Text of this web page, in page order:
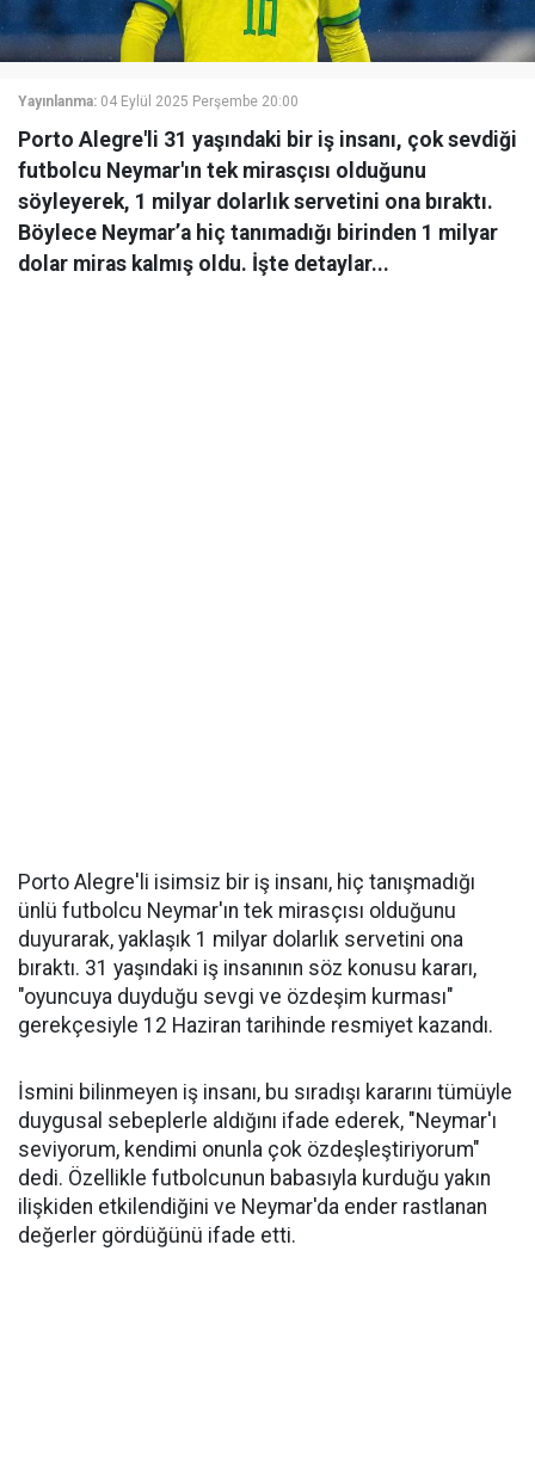
Yayınlanma: 04 Eylül 2025 Perşembe 20:00
Porto Alegre'li 31 yaşındaki bir iş insanı, çok sevdiği
futbolcu Neymar'ın tek mirasçısı olduğunu
söyleyerek, 1 milyar dolarlık servetini ona bıraktı.
Böylece Neymar’a hiç tanımadığı birinden 1 milyar
dolar miras kalmış oldu. İşte detaylar...
Porto Alegre'li isimsiz bir iş insanı, hiç tanışmadığı
ünlü futbolcu Neymar'ın tek mirasçısı olduğunu
duyurarak, yaklaşık 1 milyar dolarlık servetini ona
bıraktı. 31 yaşındaki iş insanının söz konusu kararı,
"oyuncuya duyduğu sevgi ve özdeşim kurması"
gerekçesiyle 12 Haziran tarihinde resmiyet kazandı.
İsmini bilinmeyen iş insanı, bu sıradışı kararını tümüyle
duygusal sebeplerle aldığını ifade ederek, "Neymar'ı
seviyorum, kendimi onunla çok özdeşleştiriyorum"
dedi. Özellikle futbolcunun babasıyla kurduğu yakın
ilişkiden etkilendiğini ve Neymar'da ender rastlanan
değerler gördüğünü ifade etti.